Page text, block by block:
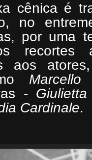
cênica é
no
por uma
recortes
aos
Marcello
-
Cardinale.